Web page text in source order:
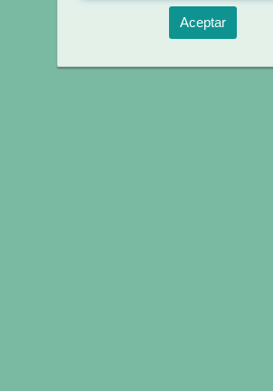
Aceptar